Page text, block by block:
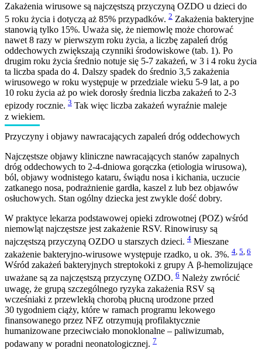
Zakażenia wirusowe są najczęstszą przyczyną OZDO u dzieci do
5 roku życia i dotyczą aż 85% przypadków. 2 Zakażenia bakteryjne
stanowią tylko 15%. Uważa się, że niemowlę może chorować
nawet 8 razy w pierwszym roku życia, a liczbę zapaleń dróg
oddechowych zwiększają czynniki środowiskowe (tab. 1). Po
drugim roku życia średnio notuje się 5-7 zakażeń, w 3 i 4 roku życia
ta liczba spada do 4. Dalszy spadek do średnio 3,5 zakażenia
wirusowego w roku występuje w przedziale wieku 5-9 lat, a po
10 roku życia aż po wiek dorosły średnia liczba zakażeń to 2-3
epizody rocznie. 3 Tak więc liczba zakażeń wyraźnie maleje
z wiekiem.
Przyczyny i objawy nawracających zapaleń dróg oddechowych
Najczęstsze objawy kliniczne nawracających stanów zapalnych
dróg oddechowych to 2-4-dniowa gorączka (etiologia wirusowa),
ból, objawy wodnistego kataru, świądu nosa i kichania, uczucie
zatkanego nosa, podrażnienie gardła, kaszel z lub bez objawów
osłuchowych. Stan ogólny dziecka jest zwykle dość dobry.
W praktyce lekarza podstawowej opieki zdrowotnej (POZ) wśród
niemowląt najczęstsze jest zakażenie RSV. Rinowirusy są
najczęstszą przyczyną OZDO u starszych dzieci. 4 Mieszane
zakażenie bakteryjno-wirusowe występuje rzadko, u ok. 3%. 4 5 6
Wśród zakażeń bakteryjnych streptokoki z grupy A β-hemolizujące
uważane są za najczęstszą przyczynę OZDO. 6 Należy zwrócić
uwagę, że grupą szczególnego ryzyka zakażenia RSV są
wcześniaki z przewlekłą chorobą płucną urodzone przed
30 tygodniem ciąży, które w ramach programu lekowego
finansowanego przez NFZ otrzymują profilaktycznie
humanizowane przeciwciało monoklonalne – paliwizumab,
podawany w poradni neonatologicznej. 7